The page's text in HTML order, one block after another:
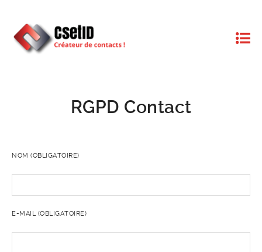
RGPD Contact
NOM (OBLIGATOIRE)
E-MAIL (OBLIGATOIRE)